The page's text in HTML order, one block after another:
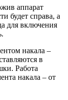
аппарат
будет справа, а
для включения
накала –
в
Работа
накала – от